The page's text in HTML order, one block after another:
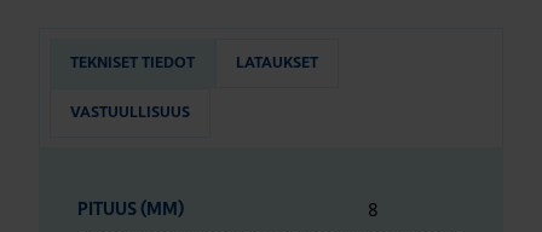
TEKNISET TIEDOT LATAUKSET
VASTUULLISUUS
PITUUS (MM) 8